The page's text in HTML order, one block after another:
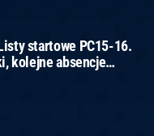
startowe PC15-16.
kolejne absencje…